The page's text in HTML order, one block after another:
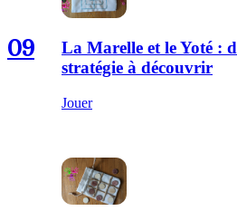
09
La Marelle et le Yoté :
stratégie à découvrir
Jouer